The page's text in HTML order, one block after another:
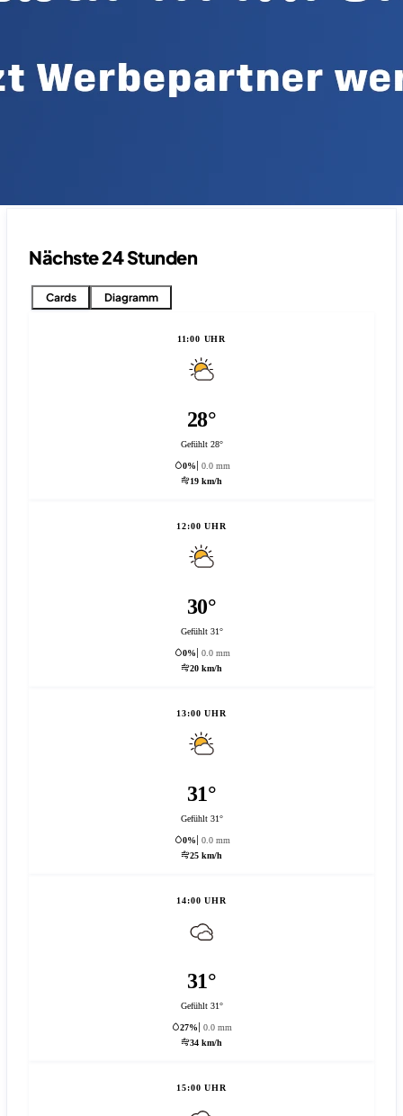
Nächste 24 Stunden
Cards Diagramm
11:00 UHR
28°
Gefühlt 28°
0%
0.0 mm
19 km/h
12:00 UHR
30°
Gefühlt 31°
0%
0.0 mm
20 km/h
13:00 UHR
31°
Gefühlt 31°
0%
0.0 mm
25 km/h
14:00 UHR
31°
Gefühlt 31°
27%
0.0 mm
34 km/h
15:00 UHR